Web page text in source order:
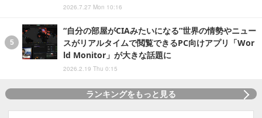
2026.7.27 Mon 10:16
“自分の部屋がCIAみたいになる”世界の情勢やニュー
スがリアルタイムで閲覧できるPC向けアプリ「Wor
ld Monitor」が大きな話題に
2026.2.19 Thu 0:15
ランキングをもっと見る